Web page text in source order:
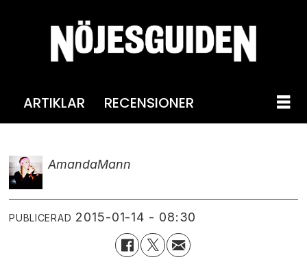
ARTIKLAR RECENSIONER
AmandaMann
PUBLICERAD 2015-01-14 - 08:30